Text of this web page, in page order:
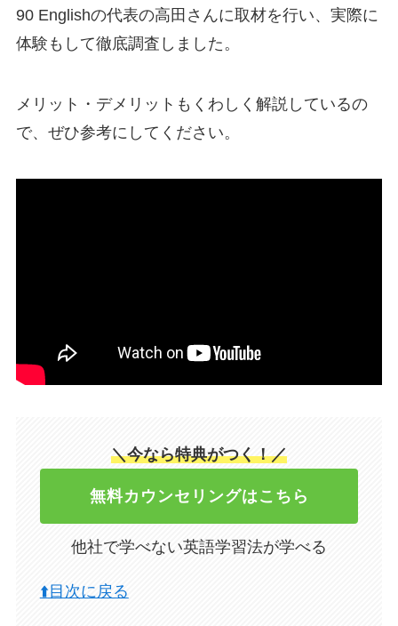
90 Englishの代表の高田さんに取材を行い、実際に
体験もして徹底調査しました。
メリット・デメリットもくわしく解説しているの
で、ぜひ参考にしてください。
＼今なら特典がつく！／
無料カウンセリングはこちら
他社で学べない英語学習法が学べる
⬆️目次に戻る